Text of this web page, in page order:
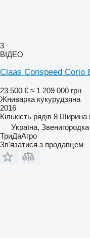
3
ВІДЕО
Claas Conspeed Corio
23 500 € ≈ 1 209 000 грн
Жниварка кукурудзяна
2016
Кількість рядів 8 Ширина
Україна, Звенигородка
ТриДаАгро
Зв'язатися з продавцем